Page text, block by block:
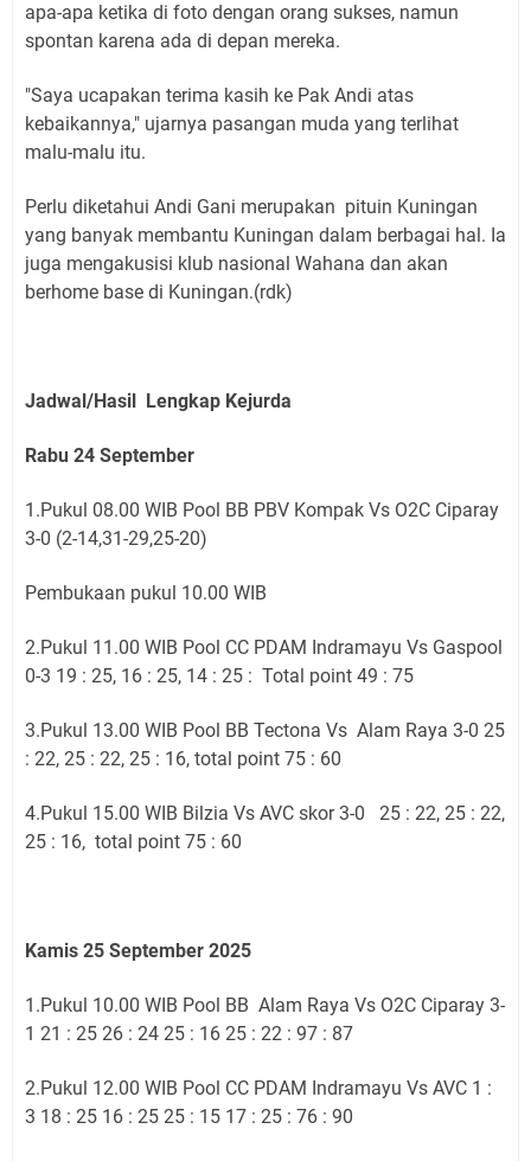
apa-apa ketika di foto dengan orang sukses, namun
spontan karena ada di depan mereka.
"Saya ucapakan terima kasih ke Pak Andi atas
kebaikannya," ujarnya pasangan muda yang terlihat
malu-malu itu.
Perlu diketahui Andi Gani merupakan pituin Kuningan
yang banyak membantu Kuningan dalam berbagai hal. Ia
juga mengakusisi klub nasional Wahana dan akan
berhome base di Kuningan.(rdk)
Jadwal/Hasil Lengkap Kejurda
Rabu 24 September
1.Pukul 08.00 WIB Pool BB PBV Kompak Vs O2C Ciparay
3-0 (2-14,31-29,25-20)
Pembukaan pukul 10.00 WIB
2.Pukul 11.00 WIB Pool CC PDAM Indramayu Vs Gaspool
0-3 19 : 25, 16 : 25, 14 : 25 : Total point 49 : 75
3.Pukul 13.00 WIB Pool BB Tectona Vs Alam Raya 3-0 25
: 22, 25 : 22, 25 : 16, total point 75 : 60
4.Pukul 15.00 WIB Bilzia Vs AVC skor 3-0 25 : 22, 25 : 22,
25 : 16, total point 75 : 60
Kamis 25 September 2025
1.Pukul 10.00 WIB Pool BB Alam Raya Vs O2C Ciparay 3-
1 21 : 25 26 : 24 25 : 16 25 : 22 : 97 : 87
2.Pukul 12.00 WIB Pool CC PDAM Indramayu Vs AVC 1 :
3 18 : 25 16 : 25 25 : 15 17 : 25 : 76 : 90